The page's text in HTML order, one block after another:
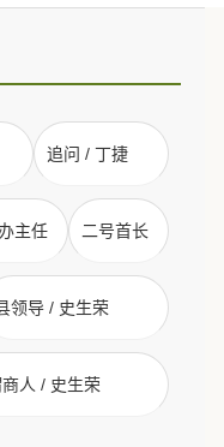
追问 / 丁捷
主任 二号首长
领导 / 史生荣
人 / 史生荣